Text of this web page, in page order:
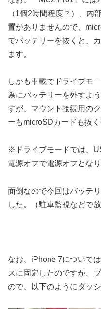
（1個2時間程度？）、内
置がありませんので、
でバッテリーを抜くと、
ます。
しかも車載でドライブモ
為にバッテリーを外すよ
すが、マウント接続用の
ーもmicroSDカードも抜く
※ドライブモードでは、
電源オフで電源オフとなり
面倒なので今回はバッテ
した。（駐車監視などで
なお、iPhone 7について
スに固定したのですが、
ので、以下のようにダッ